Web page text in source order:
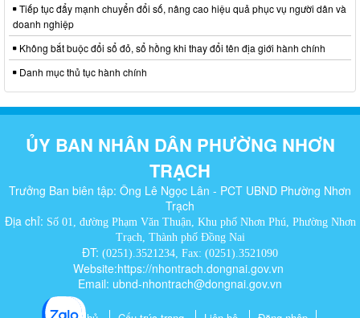
Tiếp tục đẩy mạnh chuyển đổi số, nâng cao hiệu quả phục vụ người dân và
doanh nghiệp
Không bắt buộc đổi sổ đỏ, sổ hồng khi thay đổi tên địa giới hành chính
Danh mục thủ tục hành chính
ỦY BAN NHÂN DÂN PHƯỜNG NHƠN
TRẠCH
Trưởng Ban biên tập: Ông Lê Ngọc Lân - PCT UBND Phường Nhơn
Trạch
Địa chỉ: Số 01, đường Phạm Văn Thuận, Khu phố Nhơn Phú, Phường Nhơn
Trạch, Thành phố Đồng Nai
ĐT: (0251).3521234, Fax: (0251).3521090
Website:https://nhontrach.dongnai.gov.vn
Email: ubnd-nhontrach@dongnai.gov.vn​